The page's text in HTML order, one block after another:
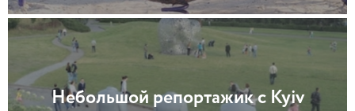
Небольшой репортажик с Kyiv